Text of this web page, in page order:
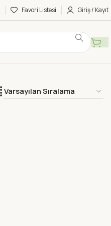
Favori Listesi Giriş / Kayıt